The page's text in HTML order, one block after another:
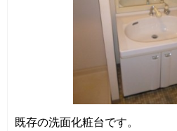
既存の洗面化粧台です。